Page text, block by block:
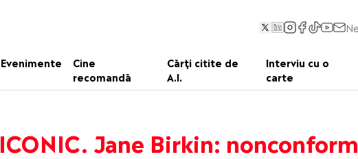
Evenimente
Cine
recomandă
Cărți citite de
A.I.
Interviu cu o
carte
ICONIC. Jane Birkin: